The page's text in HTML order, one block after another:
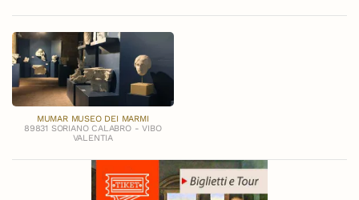
MUMAR MUSEO DEI MARMI
89831 SORIANO CALABRO - VIBO
VALENTIA